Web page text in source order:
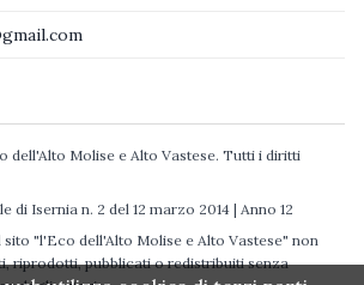
dell'Alto Molise e Alto Vastese. Tutti i diritti
di Isernia n. 2 del 12 marzo 2014 | Anno 12
"l'Eco dell'Alto Molise e Alto Vastese" non
riprodotti, pubblicati o redistribuiti senza